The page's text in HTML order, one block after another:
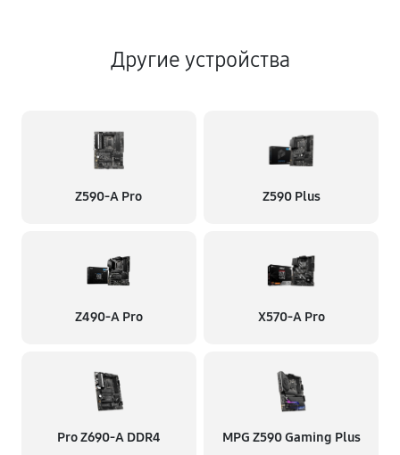
Другие устройства
Z590-A Pro Z590 Plus
Z490-A Pro X570-A Pro
Pro Z690-A DDR4 MPG Z590 Gaming Plus